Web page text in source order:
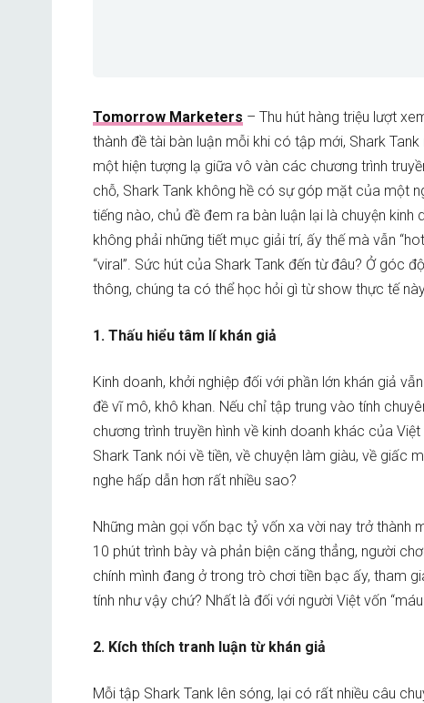
Tomorrow Marketers – Thu hút hàng triệu lượt
thành đề tài bàn luận mỗi khi có tập mới, Shark Tank
một hiện tượng lạ giữa vô vàn các chương trình
chỗ, Shark Tank không hề có sự góp mặt của một
tiếng nào, chủ đề đem ra bàn luận lại là chuyện kinh
không phải những tiết mục giải trí, ấy thế mà vẫn
“viral”. Sức hút của Shark Tank đến từ đâu? Ở góc
thông, chúng ta có thể học hỏi gì từ show thực tế
1. Thấu hiểu tâm lí khán giả
Kinh doanh, khởi nghiệp đối với phần lớn khán giả
đề vĩ mô, khô khan. Nếu chỉ tập trung vào tính
chương trình truyền hình về kinh doanh khác của
Shark Tank nói về tiền, về chuyện làm giàu, về giấc
nghe hấp dẫn hơn rất nhiều sao?
Những màn gọi vốn bạc tỷ vốn xa vời nay trở
10 phút trình bày và phản biện căng thẳng, người
chính mình đang ở trong trò chơi tiền bạc ấy, tham
tính như vậy chứ? Nhất là đối với người Việt vốn
2. Kích thích tranh luận từ khán giả
Mỗi tập Shark Tank lên sóng, lại có rất nhiều câu